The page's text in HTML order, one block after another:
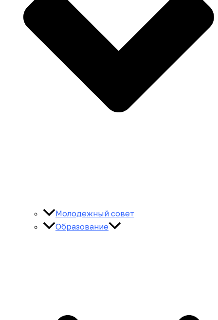
Молодежный совет
Образование